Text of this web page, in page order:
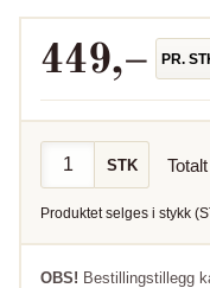
449,–
STK
Produktet selges i stykk (
OBS! Bestillingstillegg